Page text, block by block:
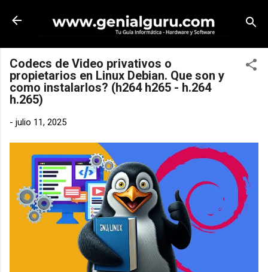
Ir al contenido principal
Codecs de Video privativos o
propietarios en Linux Debian. Que son y
como instalarlos? (h264 h265 - h.264
h.265)
- julio 11, 2025